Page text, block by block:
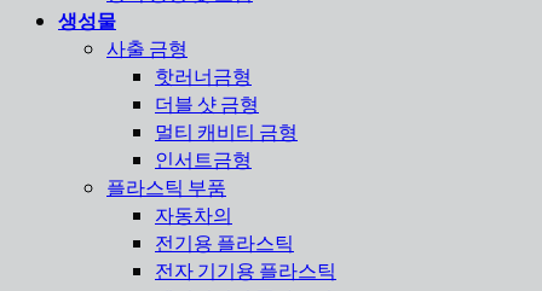
생성물
사출 금형
핫러너금형
더블 샷 금형
멀티 캐비티 금형
인서트금형
플라스틱 부품
자동차의
전기용 플라스틱
전자 기기용 플라스틱